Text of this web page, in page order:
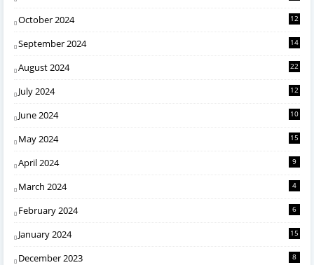
October 2024 12
September 2024 14
August 2024 22
July 2024 12
June 2024 10
May 2024 15
April 2024 9
March 2024 4
February 2024 6
January 2024 15
December 2023 8